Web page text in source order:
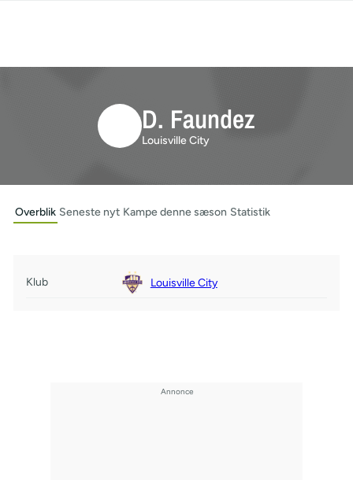
D. Faundez
Louisville City
Overblik Seneste nyt Kampe denne sæson Statistik
Klub Louisville City